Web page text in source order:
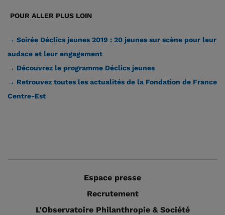
POUR ALLER PLUS LOIN
→ Soirée Déclics jeunes 2019 : 20 jeunes sur scène pour leur
audace et leur engagement
→ Découvrez le programme Déclics jeunes
→ Retrouvez toutes les actualités de la Fondation de France
Centre-Est
Espace presse
Recrutement
L'Observatoire Philanthropie & Société